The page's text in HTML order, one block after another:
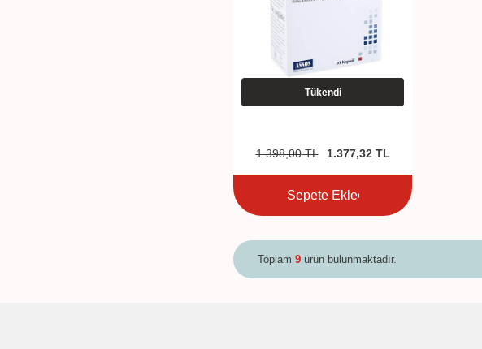
Tükendi
1.398,00TL 1.377,32TL
Sepete Ekle
Toplam 9 ürün bulunmaktadır.